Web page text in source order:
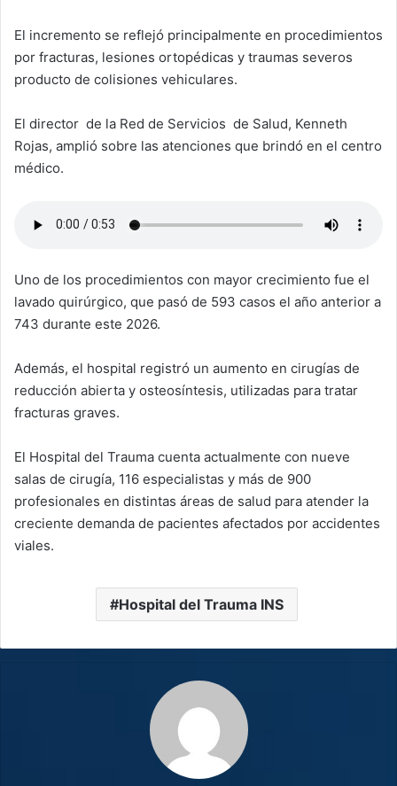
El incremento se reflejó principalmente en procedimientos
por fracturas, lesiones ortopédicas y traumas severos
producto de colisiones vehiculares.
El director de la Red de Servicios de Salud, Kenneth
Rojas, amplió sobre las atenciones que brindó en el centro
médico.
Uno de los procedimientos con mayor crecimiento fue el
lavado quirúrgico, que pasó de 593 casos el año anterior a
743 durante este 2026.
Además, el hospital registró un aumento en cirugías de
reducción abierta y osteosíntesis, utilizadas para tratar
fracturas graves.
El Hospital del Trauma cuenta actualmente con nueve
salas de cirugía, 116 especialistas y más de 900
profesionales en distintas áreas de salud para atender la
creciente demanda de pacientes afectados por accidentes
viales.
Hospital del Trauma INS